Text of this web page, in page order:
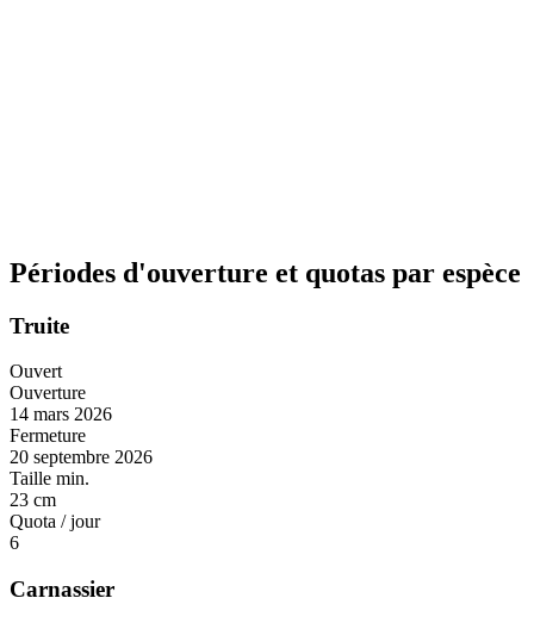
Périodes d'ouverture et quotas par espèce
Truite
Ouvert
Ouverture
14 mars 2026
Fermeture
20 septembre 2026
Taille min.
23 cm
Quota / jour
6
Carnassier